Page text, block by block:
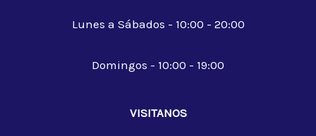
Lunes a Sábados - 10:00 - 20:00
Domingos - 10:00 - 19:00
VISITANOS